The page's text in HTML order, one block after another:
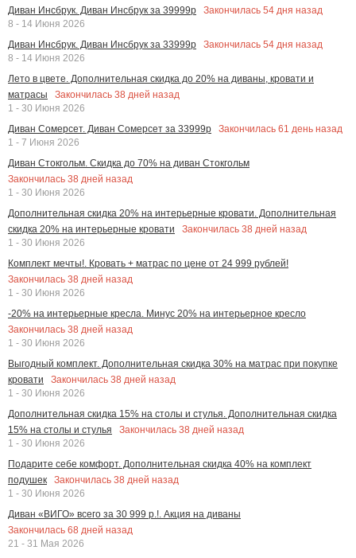
Диван Инсбрук. Диван Инсбрук за 39999р
Закончилась 54 дня назад
8 - 14 Июня 2026
Диван Инсбрук. Диван Инсбрук за 33999р
Закончилась 54 дня назад
8 - 14 Июня 2026
Лето в цвете. Дополнительная скидка до 20% на диваны, кровати и
матрасы
Закончилась 38 дней назад
1 - 30 Июня 2026
Диван Сомерсет. Диван Сомерсет за 33999р
Закончилась 61 день назад
1 - 7 Июня 2026
Диван Стокгольм. Скидка до 70% на диван Стокгольм
Закончилась 38 дней назад
1 - 30 Июня 2026
Дополнительная скидка 20% на интерьерные кровати. Дополнительная
скидка 20% на интерьерные кровати
Закончилась 38 дней назад
1 - 30 Июня 2026
Комплект мечты!. Кровать + матрас по цене от 24 999 рублей!
Закончилась 38 дней назад
1 - 30 Июня 2026
-20% на интерьерные кресла. Минус 20% на интерьерное кресло
Закончилась 38 дней назад
1 - 30 Июня 2026
Выгодный комплект. Дополнительная скидка 30% на матрас при покупке
кровати
Закончилась 38 дней назад
1 - 30 Июня 2026
Дополнительная скидка 15% на столы и стулья. Дополнительная скидка
15% на столы и стулья
Закончилась 38 дней назад
1 - 30 Июня 2026
Подарите себе комфорт. Дополнительная скидка 40% на комплект
подушек
Закончилась 38 дней назад
1 - 30 Июня 2026
Диван «ВИГО» всего за 30 999 р.!. Акция на диваны
Закончилась 68 дней назад
21 - 31 Мая 2026